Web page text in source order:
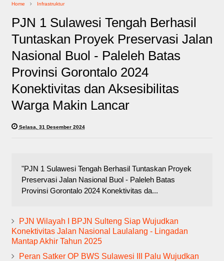
Home Infrastruktur
PJN 1 Sulawesi Tengah Berhasil
Tuntaskan Proyek Preservasi Jalan
Nasional Buol - Paleleh Batas
Provinsi Gorontalo 2024
Konektivitas dan Aksesibilitas
Warga Makin Lancar
Selasa, 31 Desember 2024
"PJN 1 Sulawesi Tengah Berhasil Tuntaskan Proyek
Preservasi Jalan Nasional Buol - Paleleh Batas
Provinsi Gorontalo 2024 Konektivitas da...
PJN Wilayah I BPJN Sulteng Siap Wujudkan
Konektivitas Jalan Nasional Laulalang - Lingadan
Mantap Akhir Tahun 2025
Peran Satker OP BWS Sulawesi III Palu Wujudkan